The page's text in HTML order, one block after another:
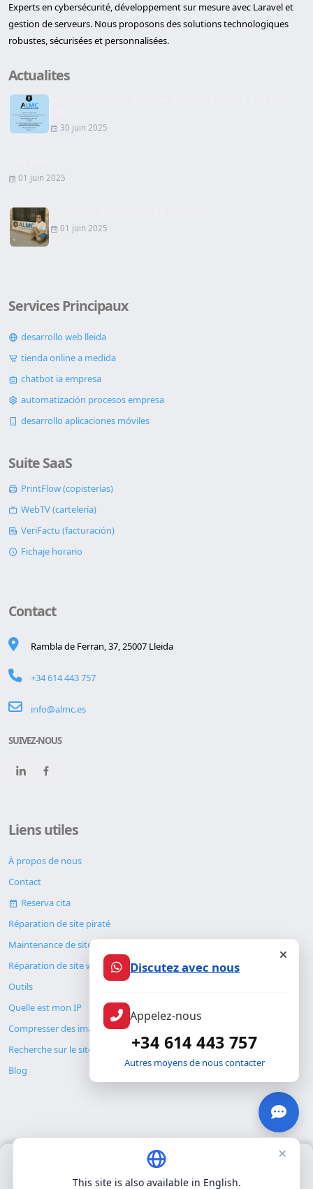
Experts en cybersécurité, développement sur mesure avec Laravel et
gestion de serveurs. Nous proposons des solutions technologiques
robustes, sécurisées et personnalisées.
Actualites
30 juin 2025
01 juin 2025
01 juin 2025
Services Principaux
desarrollo web lleida
tienda online a medida
chatbot ia empresa
automatización procesos empresa
desarrollo aplicaciones móviles
Suite SaaS
PrintFlow (copisterías)
WebTV (cartelería)
VeriFactu (facturación)
Fichaje horario
Contact
Rambla de Ferran, 37, 25007 Lleida
+34 614 443 757
info@almc.es
SUIVEZ-NOUS
Liens utiles
À propos de nous
Contact
Reserva cita
Réparation de site piraté
Maintenance de site web
Réparation de site web
Outils
Quelle est mon IP
Compresser des images
Recherche sur le site
Blog
© Copyright 2026. ALMC SECURITY S.L.U.
Nous utilisons uniquement nos propres cookies pour le
Discutez avec nous
Appelez-nous
+34 614 443 757
Autres moyens de nous contacter
×
This site is also available in English.